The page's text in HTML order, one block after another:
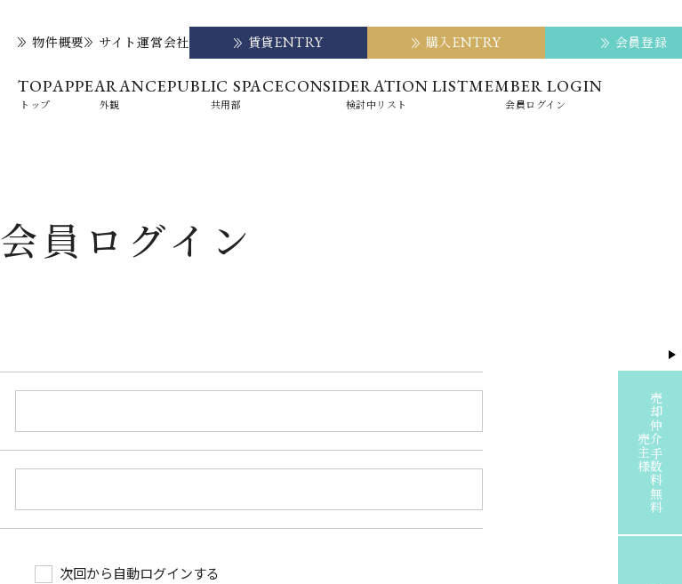
物件概要 サイト運営会社 賃貸ENTRY 購入ENTRY 会員登録
TOP
トップ
APPEARANCE
外観
PUBLIC SPACE
共用部
CONSIDERATION LIST
検討中リスト
MEMBER LOGIN
会員ログイン
会員ログイン
次回から自動ログインする
売主様売却仲介手数料無料